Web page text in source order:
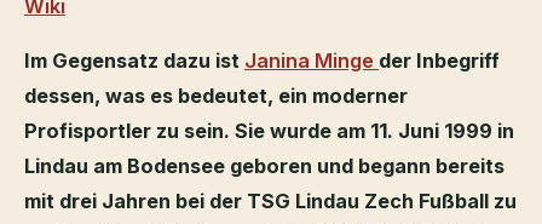
Wiki
Im Gegensatz dazu ist Janina Minge der Inbegriff
dessen, was es bedeutet, ein moderner
Profisportler zu sein. Sie wurde am 11. Juni 1999 in
Lindau am Bodensee geboren und begann bereits
mit drei Jahren bei der TSG Lindau Zech Fußball zu